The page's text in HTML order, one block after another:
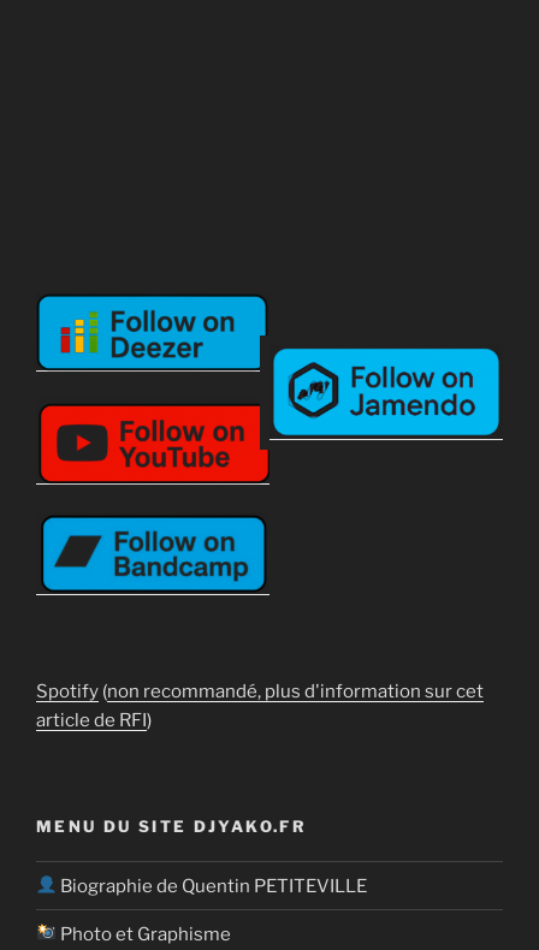
Spotify (non recommandé, plus d'information sur cet
article de RFI)
MENU DU SITE DJYAKO.FR
Biographie de Quentin PETITEVILLE
Photo et Graphisme